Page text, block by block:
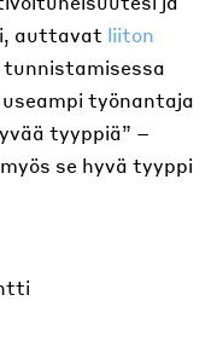
auttavat liiton
tunnistamisessa
työnantaja
tyyppiä” –
se hyvä tyyppi